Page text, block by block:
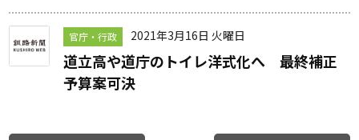
官庁・行政 2021年3月16日 火曜日
道立高や道庁のトイレ洋式化へ 最終補正
予算案可決